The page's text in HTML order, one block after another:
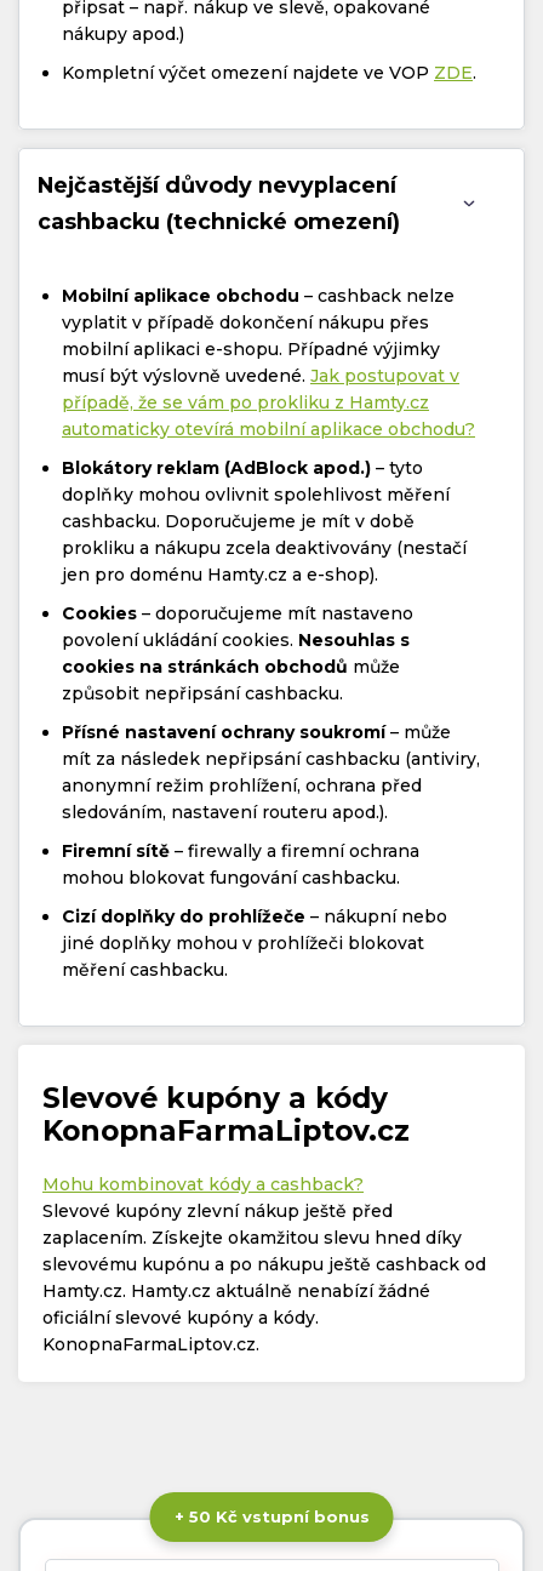
připsat – např. nákup ve slevě, opakované
nákupy apod.)
Kompletní výčet omezení najdete ve VOP ZDE.
Nejčastější důvody nevyplacení
cashbacku (technické omezení)
Mobilní aplikace obchodu – cashback nelze
vyplatit v případě dokončení nákupu přes
mobilní aplikaci e-shopu. Případné výjimky
musí být výslovně uvedené. Jak postupovat v
případě, že se vám po prokliku z Hamty.cz
automaticky otevírá mobilní aplikace obchodu?
Blokátory reklam (AdBlock apod.) – tyto
doplňky mohou ovlivnit spolehlivost měření
cashbacku. Doporučujeme je mít v době
prokliku a nákupu zcela deaktivovány (nestačí
jen pro doménu Hamty.cz a e-shop).
Cookies – doporučujeme mít nastaveno
povolení ukládání cookies. Nesouhlas s
cookies na stránkách obchodů může
způsobit nepřipsání cashbacku.
Přísné nastavení ochrany soukromí– může
mít za následek nepřipsání cashbacku (antiviry,
anonymní režim prohlížení, ochrana před
sledováním, nastavení routeru apod.).
Firemní sítě – firewally a firemní ochrana
mohou blokovat fungování cashbacku.
Cizí doplňky do prohlížeče – nákupní nebo
jiné doplňky mohou v prohlížeči blokovat
měření cashbacku.
Slevové kupóny a kódy
KonopnaFarmaLiptov.cz
Mohu kombinovat kódy a cashback?
Slevové kupóny zlevní nákup ještě před
zaplacením. Získejte okamžitou slevu hned díky
slevovému kupónu a po nákupu ještě cashback od
Hamty.cz. Hamty.cz aktuálně nenabízí žádné
oficiální slevové kupóny a kódy.
KonopnaFarmaLiptov.cz.
+ 50 Kč vstupní bonus